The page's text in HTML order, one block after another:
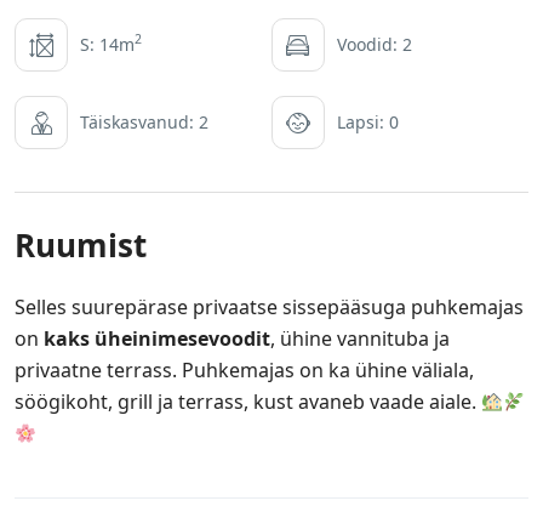
S: 14m2 Voodid: 2
Täiskasvanud: 2 Lapsi: 0
Ruumist
Selles suurepärase privaatse sissepääsuga puhkemajas
on kaks üheinimesevoodit, ühine vannituba ja
privaatne terrass. Puhkemajas on ka ühine väliala,
söögikoht, grill ja terrass, kust avaneb vaade aiale.